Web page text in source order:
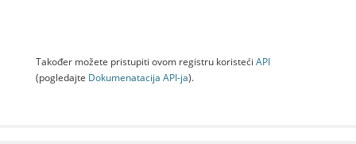
Također možete pristupiti ovom registru koristeći API
(pogledajte Dokumenаtаcijа API-jа).